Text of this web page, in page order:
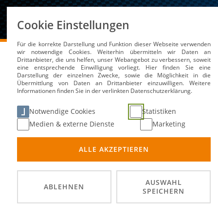
DMSB Medien / Service Kalender Lehrgang
Lehrgang mit Prüfung -
13.
Cookie Einstellungen
Für die korrekte Darstellung und Funktion dieser Webseite verwenden
wir notwendige Cookies. Weiterhin übermitteln wir Daten an
Drittanbieter, die uns helfen, unser Webangebot zu verbessern, soweit
eine entsprechende Einwilligung vorliegt. Hier finden Sie eine
Darstellung der einzelnen Zwecke, sowie die Möglichkeit in die
Übermittlung von Daten an Drittanbieter einzuwilligen. Weitere
Informationen finden Sie in der verlinkten Datenschutzerklärung.
Notwendige Cookies
Statistiken
Medien & externe Dienste
Marketing
ALLE AKZEPTIEREN
ABLEHNEN
AUSWAHL
SPEICHERN